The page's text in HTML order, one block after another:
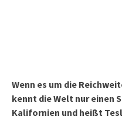
Wenn es um die
kennt die Welt nur einen
Kalifornien und heißt